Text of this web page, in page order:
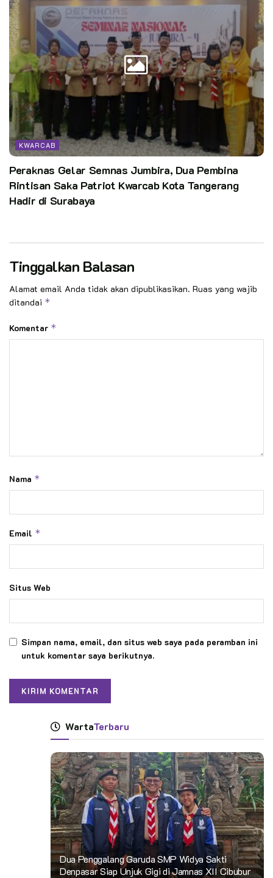
KWARCAB
Peraknas Gelar Semnas Jumbira, Dua Pembina
Rintisan Saka Patriot Kwarcab Kota Tangerang
Hadir di Surabaya
Tinggalkan Balasan
Alamat email Anda tidak akan dipublikasikan. Ruas yang wajib
ditandai *
Komentar *
Nama *
Email *
Situs Web
Simpan nama, email, dan situs web saya pada peramban ini
untuk komentar saya berikutnya.
WartaTerbaru
Dua Penggalang Garuda SMP Widya Sakti
Denpasar Siap Unjuk Gigi di Jamnas XII Cibubur